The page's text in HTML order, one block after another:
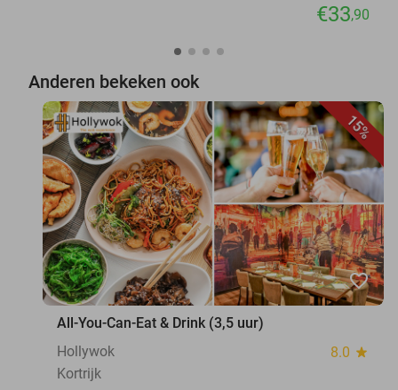
€33,90
Anderen bekeken ook
15%
favorite_border
All-You-Can-Eat & Drink (3,5 uur)
Hollywok
8.0 star
Kortrijk